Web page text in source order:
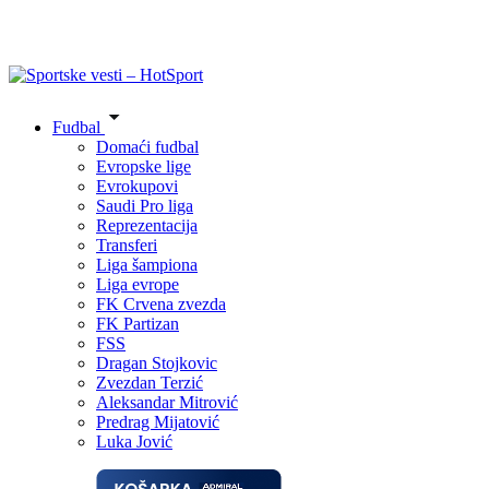
Fudbal
Domaći fudbal
Evropske lige
Evrokupovi
Saudi Pro liga
Reprezentacija
Transferi
Liga šampiona
Liga evrope
FK Crvena zvezda
FK Partizan
FSS
Dragan Stojkovic
Zvezdan Terzić
Aleksandar Mitrović
Predrag Mijatović
Luka Jović